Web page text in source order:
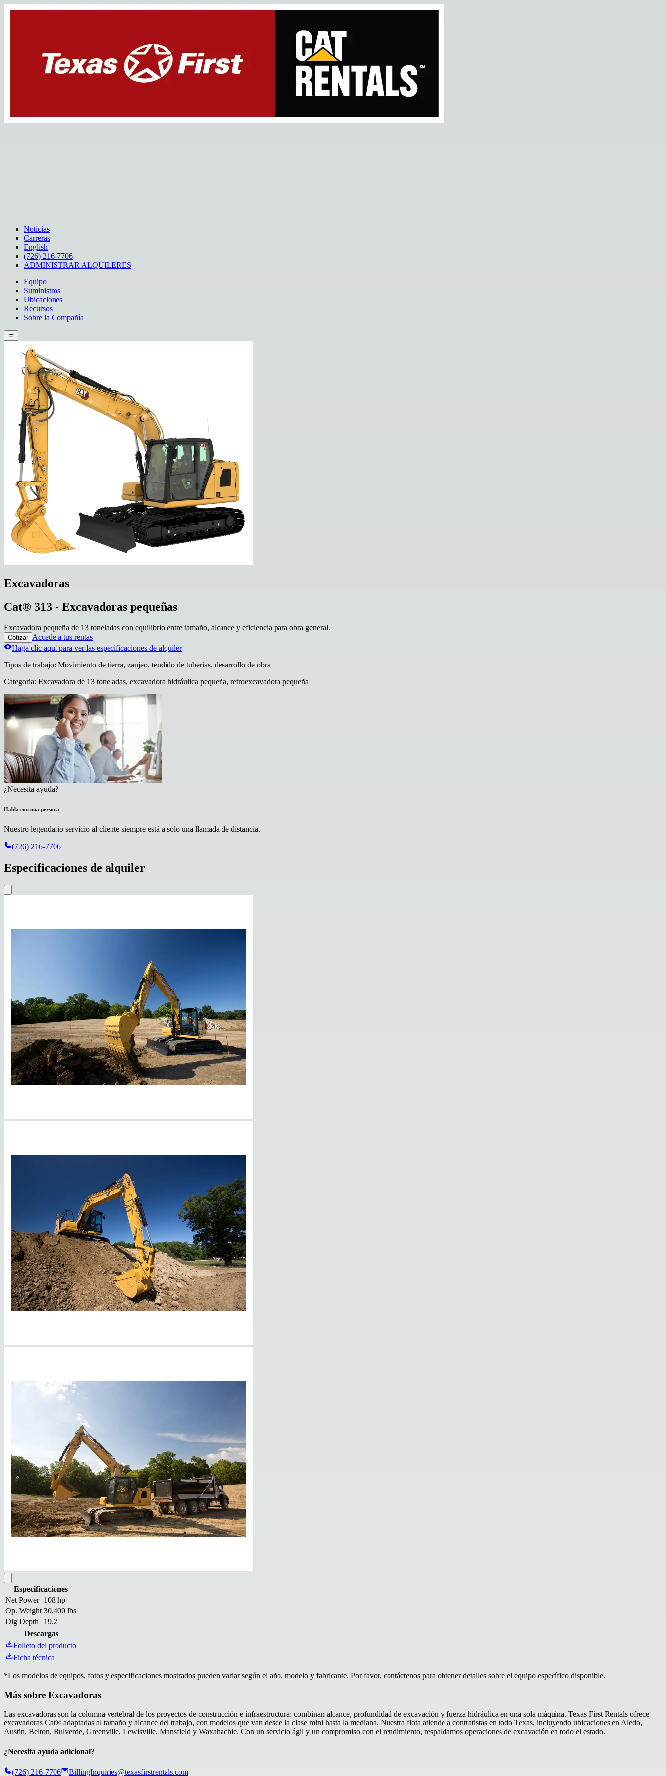
Noticias
Carreras
English
(726) 216-7706
ADMINISTRAR ALQUILERES
Equipo
Suministros
Ubicaciones
Recursos
Sobre la Compañía
Excavadoras
Cat® 313 - Excavadoras pequeñas
Excavadora pequeña de 13 toneladas con equilibrio entre tamaño, alcance y eficiencia para obra general.
Cotizar Accede a tus rentas
Haga clic aquí para ver las especificaciones de alquiler
Tipos de trabajo: Movimiento de tierra, zanjeo, tendido de tuberías, desarrollo de obra
Categoria: Excavadora de 13 toneladas, excavadora hidráulica pequeña, retroexcavadora pequeña
¿Necesita ayuda?
Habla con una persona
Nuestro legendario servicio al cliente siempre está a solo una llamada de distancia.
(726) 216-7706
Especificaciones de alquiler
Especificaciones
Net Power 108 hp
Op. Weight 30,400 lbs
Dig Depth
19.2'
Descargas
Folleto del producto
Ficha técnica
*Los modelos de equipos, fotos y especificaciones mostrados pueden variar según el año, modelo y fabricante. Por favor, contáctenos para obtener detalles sobre el equipo específico disponible.
Más sobre Excavadoras
Las excavadoras son la columna vertebral de los proyectos de construcción e infraestructura: combinan alcance, profundidad de excavación y fuerza hidráulica en una sola máquina. Texas First Rentals ofrece
excavadoras Cat® adaptadas al tamaño y alcance del trabajo, con modelos que van desde la clase mini hasta la mediana. Nuestra flota atiende a contratistas en todo Texas, incluyendo ubicaciones en Aledo,
Austin, Belton, Bulverde, Greenville, Lewisville, Mansfield y Waxahachie. Con un servicio ágil y un compromiso con el rendimiento, respaldamos operaciones de excavación en todo el estado.
¿Necesita ayuda adicional?
(726) 216-7706 BillingInquiries@texasfirstrentals.com